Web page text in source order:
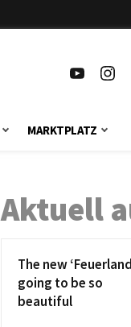
MARKTPLATZ
Aktuell
The new
going to be so
beautiful